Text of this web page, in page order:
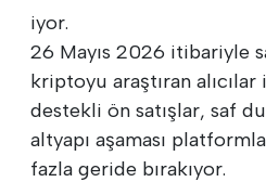
iyor.
26 Mayıs 2026 itibariyle
kriptoyu araştıran
destekli ön satışlar, saf
altyapı aşaması
fazla geride bırakıyor.